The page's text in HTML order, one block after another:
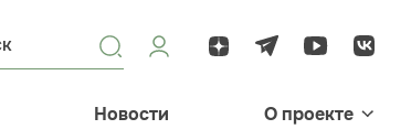
Новости О проекте